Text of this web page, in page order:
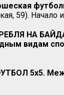
59).
НА
видам
5х5.